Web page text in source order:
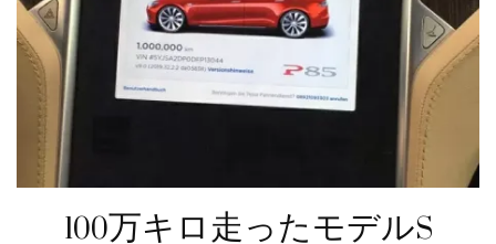
100万キロ走ったモデルS